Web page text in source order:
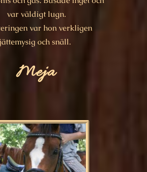
var väldigt lugn.
var hon verkligen
jättemysig och snäll.
Meja